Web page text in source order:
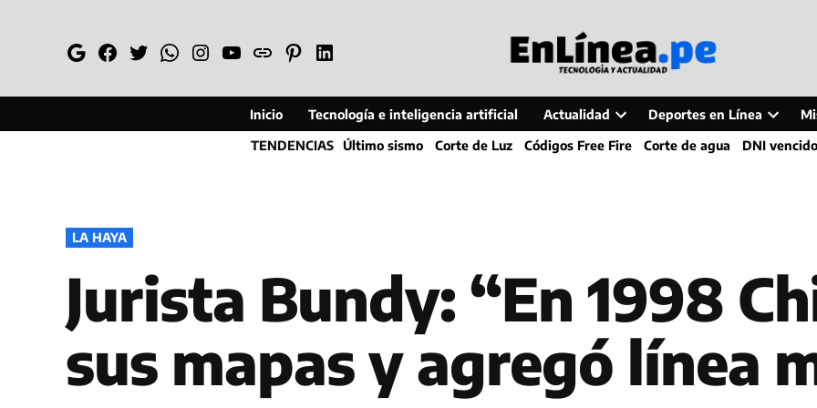
GoogleFacebook
TwitterWhatsapp
Instagram
YouTube
WebPinterestLinkedin
Inicio Tecnología e inteligencia artificial Actualidad
Open
dropdown
Deportes en Línea
Open
dropdown
TENDENCIAS Último sismo Corte de Luz Códigos Free Fire Corte de agua DNI vencido
PUBLICADO
EN
LA HAYA
Jurista Bundy: “En 1998
sus mapas y agregó línea